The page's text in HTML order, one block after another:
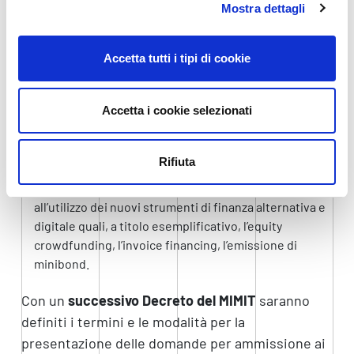
Mostra dettagli
Accetta tutti i tipi di cookie
Accetta i cookie selezionati
Rifiuta
L’applicazione di nuovi metodi organizzativi nelle
condizione che comportino un significativo processo
di innovazione organizzativa dell’impresa;
L’avvio di percorsi finalizzati alla quotazione su
mercati regolamentati o non regolamentati, alla
capitale di rischio a investitori indipendenti
specializzati nel private equity o nel venture capital,
all’utilizzo dei nuovi strumenti di finanza alternativa e
digitale quali, a titolo esemplificativo, l’equity
crowdfunding, l’invoice financing, l’emissione di
minibond.
Con un successivo Decreto del MIMIT saranno
definiti i termini e le modalità per la
presentazione delle domande per ammissione ai